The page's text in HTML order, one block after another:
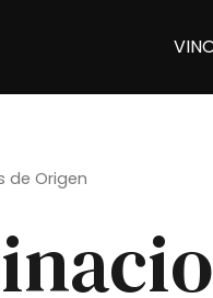
de Origen